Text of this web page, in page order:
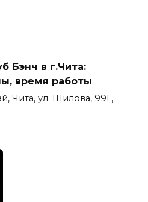
Бэнч в г.Чита:
время работы
Чита, ул. Шилова, 99Г,